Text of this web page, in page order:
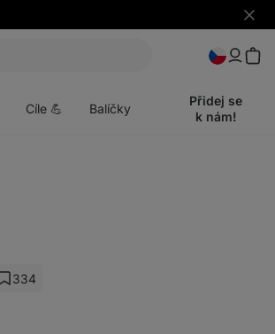
Skrýt
Cíle 💪 Balíčky
Přidej se
k nám!
334